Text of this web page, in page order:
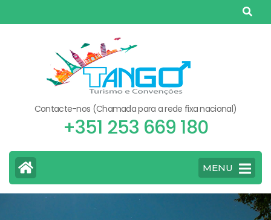
to
Contacte-nos (Chamada para a rede fixa nacional)
+351 253 669 180
MENU